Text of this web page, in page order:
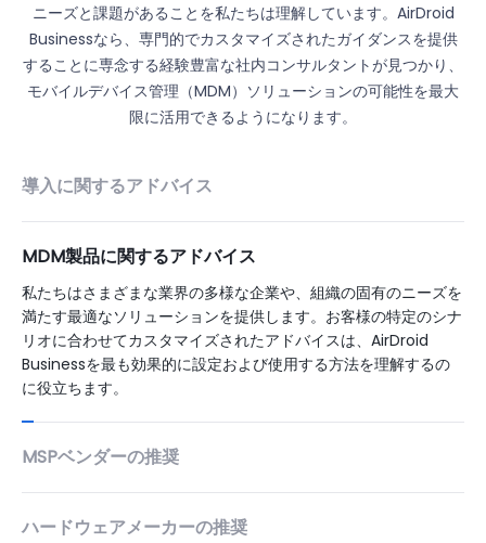
ニーズと課題があることを私たちは理解しています。AirDroid
Businessなら、専門的でカスタマイズされたガイダンスを提供
することに専念する経験豊富な社内コンサルタントが見つかり、
モバイルデバイス管理（MDM）ソリューションの可能性を最大
限に活用できるようになります。
導入に関するアドバイス
MDM製品に関するアドバイス
私たちはさまざまな業界の多様な企業や、組織の固有のニーズを
満たす最適なソリューションを提供します。お客様の特定のシナ
リオに合わせてカスタマイズされたアドバイスは、AirDroid
Businessを最も効果的に設定および使用する方法を理解するの
に役立ちます。
MSPベンダーの推奨
ハードウェアメーカーの推奨